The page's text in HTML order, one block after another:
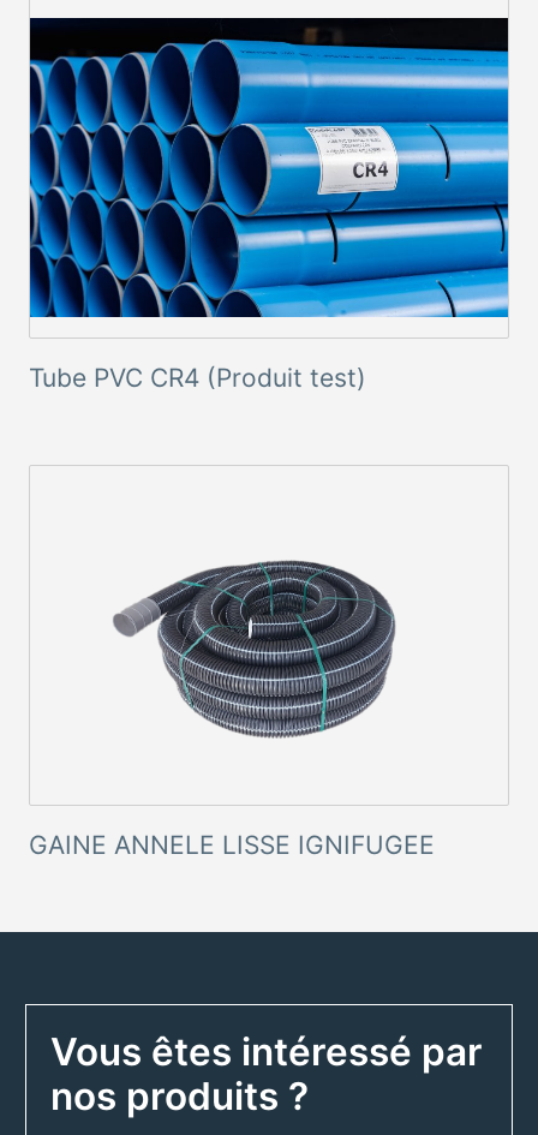
Tube PVC CR4 (Produit test)
GAINE ANNELE LISSE IGNIFUGEE
Vous êtes intéressé par
nos produits ?